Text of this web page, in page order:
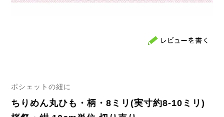
ポシェットの紐に
ちりめん丸ひも・柄・8ミリ(実寸約8-10ミリ)